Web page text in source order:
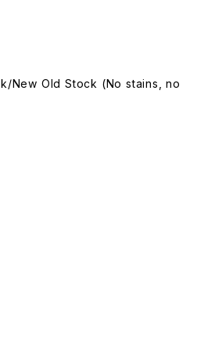
New Old Stock (No stains, no